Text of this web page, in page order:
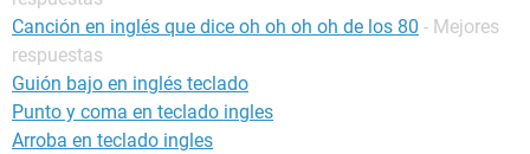
Canción en inglés que dice oh oh oh oh de los 80 - Mejores
respuestas
Guión bajo en inglés teclado
Punto y coma en teclado ingles
Arroba en teclado ingles